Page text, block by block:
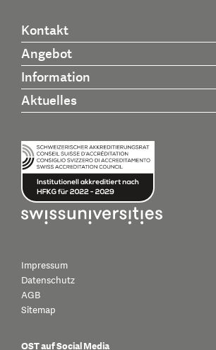
Kontakt
Angebot
Information
Aktuelles
Impressum
Datenschutz
AGB
Sitemap
OST auf Social Media